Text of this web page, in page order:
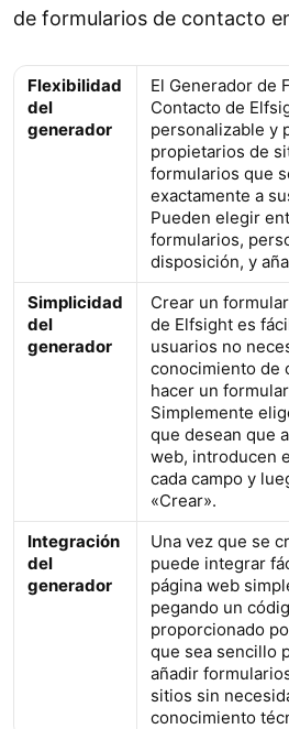
de formularios de contacto
Flexibilidad
del
generador
El Generador de
Contacto de
personalizable y
propietarios de
formularios que
exactamente a
Pueden elegir
formularios,
disposición, y
Simplicidad
del
generador
Crear un
de Elfsight es
usuarios no
conocimiento de
hacer un
Simplemente
que desean que
web, introducen
cada campo y
«Crear».
Integración
del
generador
Una vez que se
puede integrar
página web
pegando un
proporcionado
que sea sencillo
añadir
sitios sin
conocimiento